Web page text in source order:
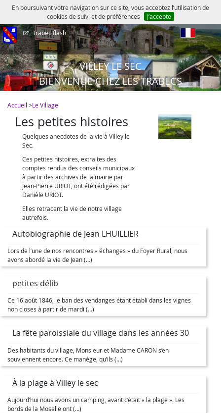
En poursuivant votre navigation sur ce site, vous acceptez l’utilisation de
cookies de suivi et de préférences
J’accepte
Trabec flash
VILLEY LE SEC
BIENVENUE CHEZ LES TRABECS
Accueil >Le Village
Les petites histoires
Quelques anecdotes de la vie à Villey le
Sec.
Ces petites histoires, extraites des
comptes rendus des conseils municipaux
à partir des archives de la mairie par
Jean-Pierre URIOT, ont été rédigées par
Danièle URIOT.
Elles retracent la vie de notre village
autrefois.
Autobiographie de Jean LHUILLIER
Lors de l’une de nos rencontres « échanges » du Foyer Rural, nous
avons abordé la vie de Jean (…)
petites délib
Ce 16 août 1846, le ban des vendanges étant établi dans les vignes
non closes à partir de mardi (…)
La fête paroissiale du village dans les années 30
Des habitants du village, Monsieur et Madame CARON s’en
souviennent encore. Ce manège, qu’ils (…)
À la plage à Villey le sec
Aujourd’hui nous avons un camping, avant c‘était « la plage ». Les
bords de la Moselle ont (…)